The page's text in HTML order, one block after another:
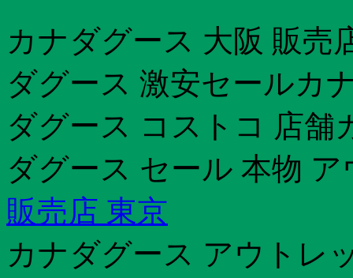
カナダグース 大阪 販売
ダグース 激安セールカ
ダグース コストコ 店舗
ダグース セール 本物
販売店 東京
カナダグース アウトレ